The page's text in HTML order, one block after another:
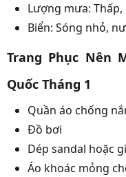
Lượng mưa:
Biển: Sóng nhỏ,
Trang Phục Nên
Quốc Tháng 1
Quần áo chống
Đồ bơi
Dép sandal hoặc
Áo khoác mỏng